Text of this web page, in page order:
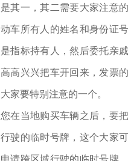
是其一，其二需要大家注意
动车所有人的姓名和身份证
是指标持有人，然后委托亲
高高兴兴把车开回来，发票
大家要特别注意的一个。
您在当地购买车辆之后，要
行驶的临时号牌，这个大家
申请跨区域行驶的临时号牌